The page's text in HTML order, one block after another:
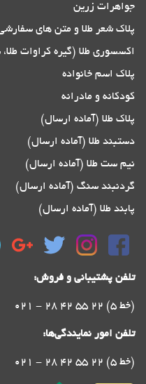
جواهرات زرین
پلاک شعر طلا و متن های
اکسسوری طلا (گیره کراوات
پلاک اسم خانواده
کودکانه و مادرانه
پلاک طلا (آماده ارسال)
دستبند طلا (آماده ارسال)
نیم ست طلا (آماده ارسال)
گردنبند سنگ (آماده ارسال)
پابند طلا (آماده ارسال)
تلفن پشتیبانی و فروش:
021 - 28 42 55 22 (5 خط)
تلفن امور نمایندگی‌ها:
021 - 28 42 55 22 (5 خط)